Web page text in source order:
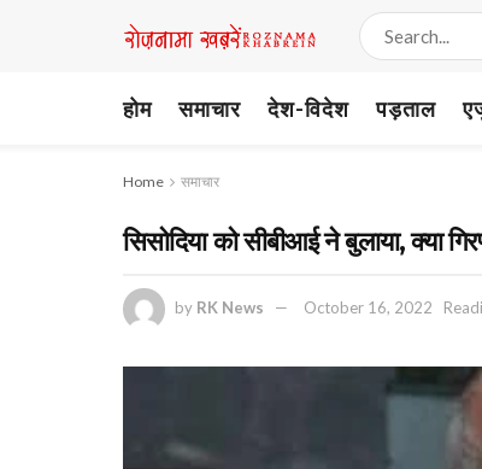
होम समाचार देश-विदेश पड़ताल
Home समाचार
सिसोदिया को सीबीआई ने बुलाया, क्या
by RK News October 16, 2022